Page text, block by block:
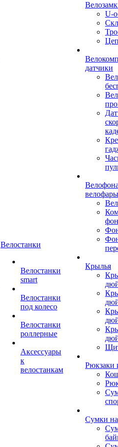
Велостанки
Велостанки
smart
Велостанки
под колесо
Велостанки
роллерные
Аксессуары
к
велостанкам
U-
датчики
велофары
Крылья
Рюкзаки
Сумки